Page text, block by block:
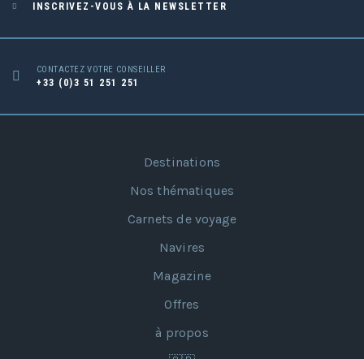
INSCRIVEZ-VOUS À LA NEWSLETTER
CONTACTEZ VOTRE CONSEILLER
+33 (0)3 51 251 251
Destinations
Nos thématiques
Carnets de voyage
Navires
Magazine
Offres
à propos